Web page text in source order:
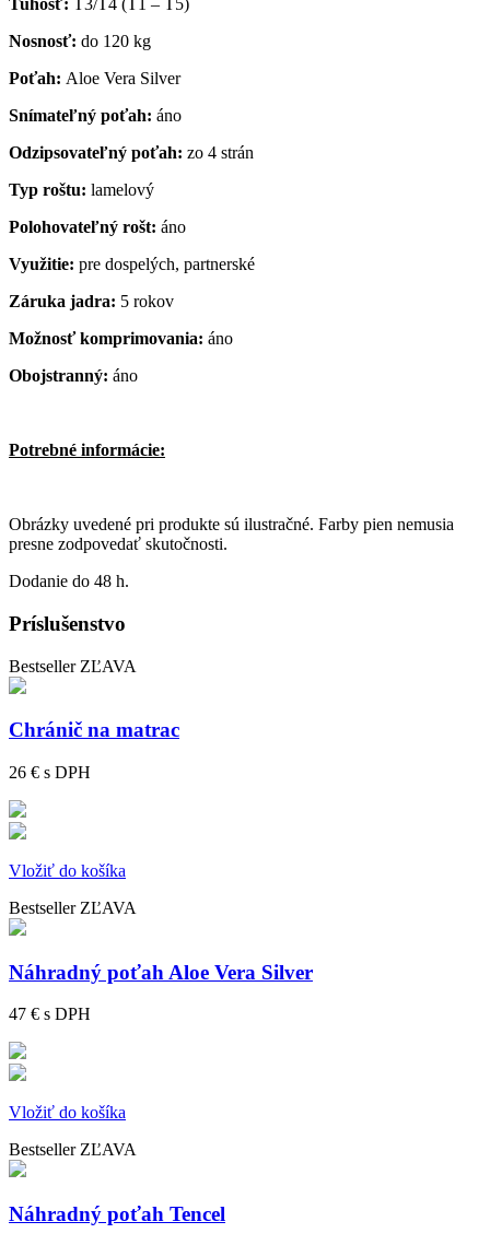
Tuhosť:
T3/T4 (T1 – T5)
Nosnosť: do 120 kg
Poťah: Aloe Vera Silver
Snímateľný poťah: áno
Odzipsovateľný poťah: zo 4 strán
Typ roštu: lamelový
Polohovateľný rošt: áno
Využitie: pre dospelých, partnerské
Záruka jadra: 5 rokov
Možnosť komprimovania: áno
Obojstranný: áno
Potrebné informácie:
Obrázky uvedené pri produkte sú ilustračné. Farby pien nemusia
presne zodpovedať skutočnosti.
Dodanie do 48 h.
Príslušenstvo
Bestseller ZĽAVA
Chránič na matrac
26 € s DPH
Vložiť do košíka
Bestseller ZĽAVA
Náhradný poťah Aloe Vera Silver
47 € s DPH
Vložiť do košíka
Bestseller ZĽAVA
Náhradný poťah Tencel